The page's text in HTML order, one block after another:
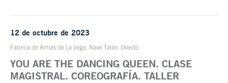
12 de octubre de 2023
Fábrica de Armas de La Vega. Nave Taller. Oviedo.
YOU ARE THE DANCING QUEEN. CLASE
MAGISTRAL. COREOGRAFÍA. TALLER